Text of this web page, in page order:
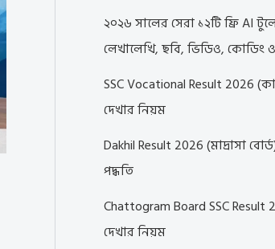
২০২৬ সালের সেরা ১২টি ফ্রি AI
লেখালেখি, ছবি, ভিডিও,
SSC Vocational Result 2026
দেখার নিয়ম
Dakhil Result 2026 (মাদ্রাসা
পদ্ধতি
Chattogram Board SSC Result
দেখার নিয়ম